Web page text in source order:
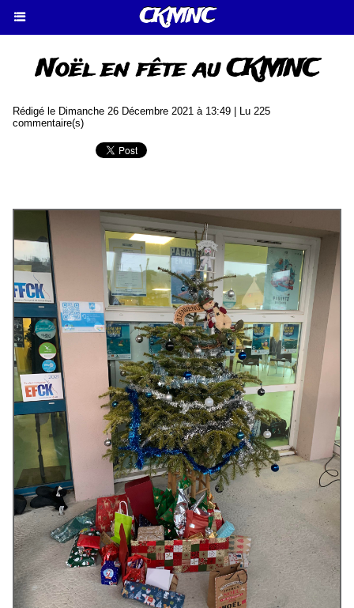
CKMNC
Noël en fête au CKMNC
Rédigé le Dimanche 26 Décembre 2021 à 13:49 | Lu 225
commentaire(s)